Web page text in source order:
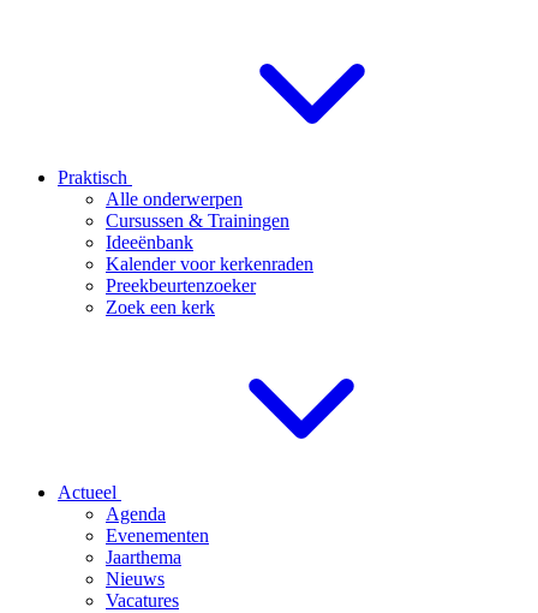
Praktisch
Alle onderwerpen
Cursussen & Trainingen
Ideeënbank
Kalender voor kerkenraden
Preekbeurtenzoeker
Zoek een kerk
Actueel
Agenda
Evenementen
Jaarthema
Nieuws
Vacatures